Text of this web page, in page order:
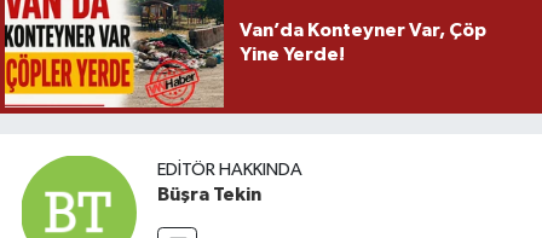
Van’da Konteyner Var, Çöp
Yine Yerde!
EDITÖR HAKKINDA
Büşra Tekin